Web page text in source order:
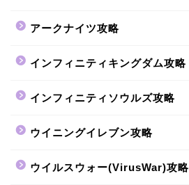
アークナイツ攻略
インフィニティキングダム攻略
インフィニティソウルズ攻略
ウイニングイレブン攻略
ウイルスウォー(VirusWar)攻略